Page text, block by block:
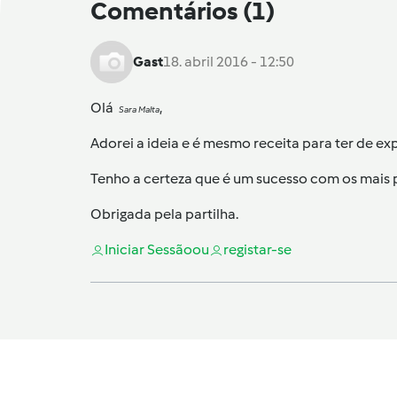
Comentários (1)
Gast18. abril 2016 - 12:50
Olá Sara Malta,
Adorei a ideia e é mesmo receita para ter de
Tenho a certeza que é um sucesso com os mais
Obrigada pela partilha.
Iniciar Sessãoou registar-se